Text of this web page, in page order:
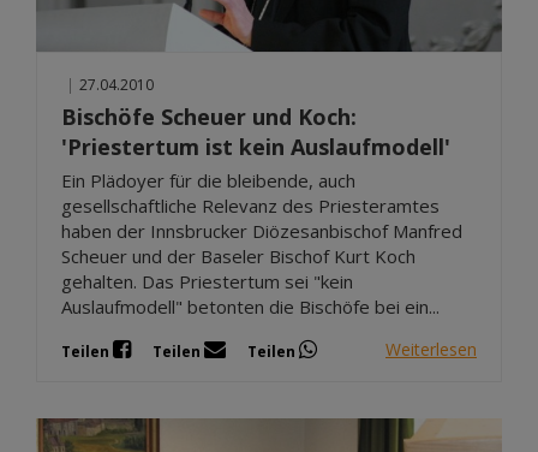
| 27.04.2010
Bischöfe Scheuer und Koch:
'Priestertum ist kein Auslaufmodell'
Ein Plädoyer für die bleibende, auch
gesellschaftliche Relevanz des Priesteramtes
haben der Innsbrucker Diözesanbischof Manfred
Scheuer und der Baseler Bischof Kurt Koch
gehalten. Das Priestertum sei "kein
Auslaufmodell" betonten die Bischöfe bei ein...
Teilen Teilen Teilen Weiterlesen